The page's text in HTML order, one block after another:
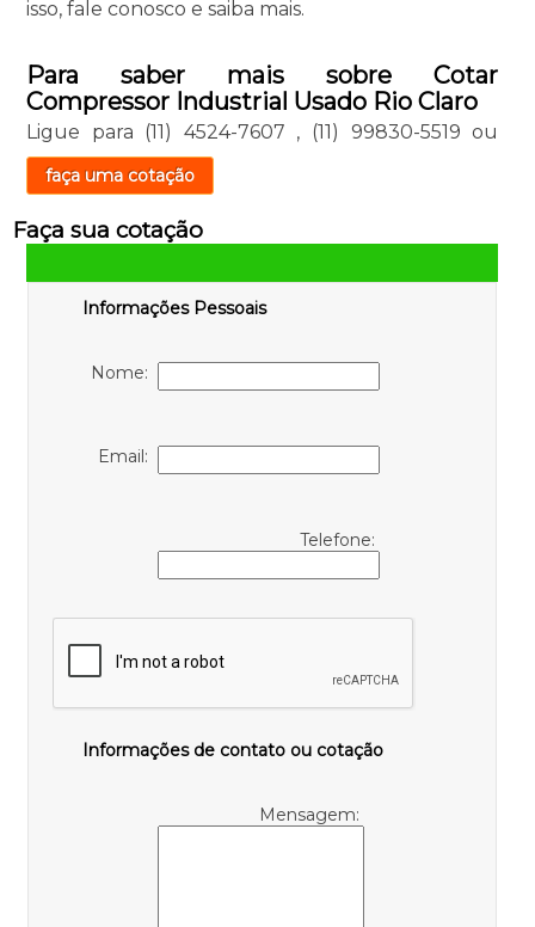
isso, fale conosco e saiba mais.
Para saber mais sobre Cotar
Compressor Industrial Usado Rio Claro
Ligue para (11) 4524-7607 , (11) 99830-5519 ou
faça uma cotação
Faça sua cotação
Informações Pessoais
Nome:
Email:
Telefone:
Informações de contato ou cotação
Mensagem: